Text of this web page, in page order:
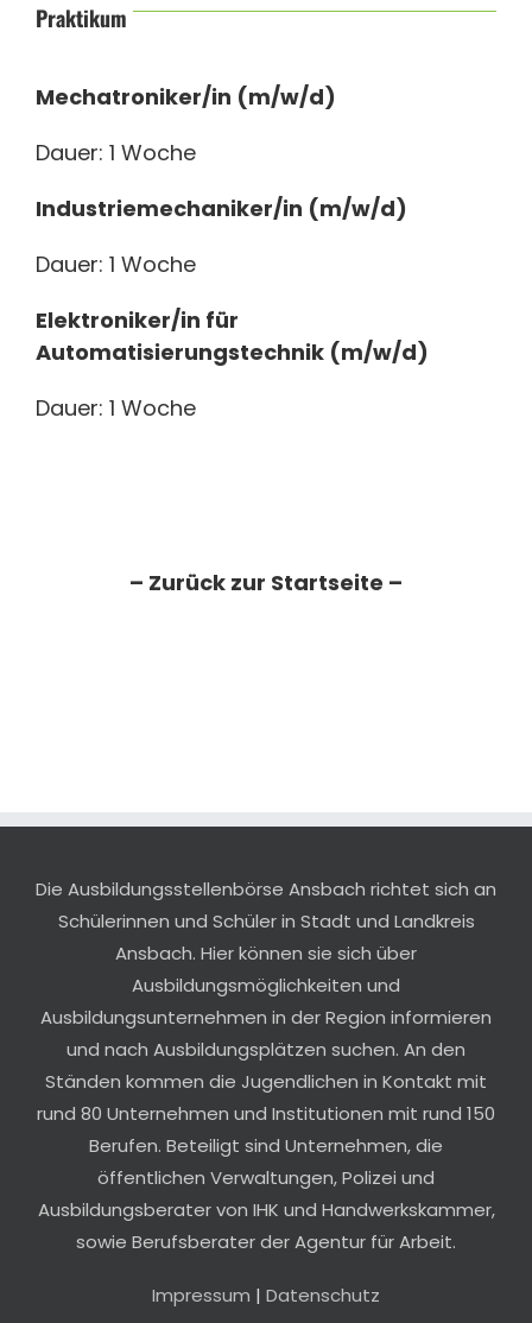
Praktikum
Mechatroniker/in (m/w/d)
Dauer: 1 Woche
Industriemechaniker/in (m/w/d)
Dauer: 1 Woche
Elektroniker/in für
Automatisierungstechnik (m/w/d)
Dauer: 1 Woche
– Zurück zur Startseite –
Die Ausbildungsstellenbörse Ansbach richtet sich an
Schülerinnen und Schüler in Stadt und Landkreis
Ansbach. Hier können sie sich über
Ausbildungsmöglichkeiten und
Ausbildungsunternehmen in der Region informieren
und nach Ausbildungsplätzen suchen. An den
Ständen kommen die Jugendlichen in Kontakt mit
rund 80 Unternehmen und Institutionen mit rund 150
Berufen. Beteiligt sind Unternehmen, die
öffentlichen Verwaltungen, Polizei und
Ausbildungsberater von IHK und Handwerkskammer,
sowie Berufsberater der Agentur für Arbeit.
Impressum | Datenschutz